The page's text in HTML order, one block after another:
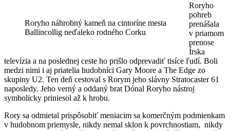
Roryho náhrobný kameň na cintoríne mesta
Ballincollig neďaleko rodného Corku
Roryho
pohreb
prenášala
v priamom
prenose
Írska
televízia a na poslednej ceste ho prišlo odprevadiť tisíce ľudí. Boli
medzi nimi i aj priatelia hudobníci Gary Moore a The Edge zo
skupiny U2. Ten deň cestoval s Rorym jeho slávny Stratocaster 61
naposledy. Jeho verný a oddaný brat Dónal Roryho nástroj
symbolicky priniesol až k hrobu.
Rory sa odmietal prispôsobiť meniacim sa komerčným podmienkam
v hudobnom priemysle, nikdy nemal sklon k povrchnostiam, nikdy